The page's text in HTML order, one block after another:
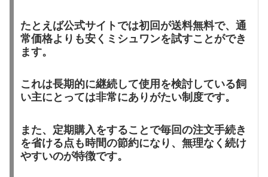
たとえば公式サイトでは初回が送料無料で、通
常価格よりも安くミシュワンを試すことができ
ます。
これは長期的に継続して使用を検討している飼
い主にとっては非常にありがたい制度です。
また、定期購入をすることで毎回の注文手続き
を省ける点も時間の節約になり、無理なく続け
やすいのが特徴です。